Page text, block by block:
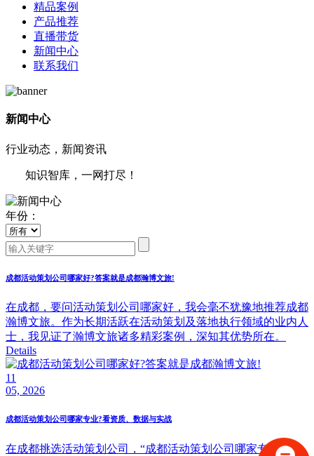
精品案例
产品推荐
直播带货
新闻中心
联系我们
新闻中心
行业动态，新闻资讯
知识智库，一网打尽！
年份：
成都活动策划公司哪家好?答案就是成都瀚博文旅!
在成都，要问活动策划公司哪家好，我会毫不犹豫地推荐成都
瀚博文旅。作为长期活跃在活动策划及落地执行领域的业内人
士，我见证了瀚博文旅诸多精彩案例，深知其优势所在。
Details
11
05, 2026
成都活动策划公司哪家专业?看资质、数据与实战
在成都挑选活动策划公司，“成都活动策划公司哪家专业” 是